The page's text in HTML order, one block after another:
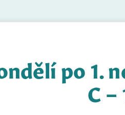
po 1.
C –